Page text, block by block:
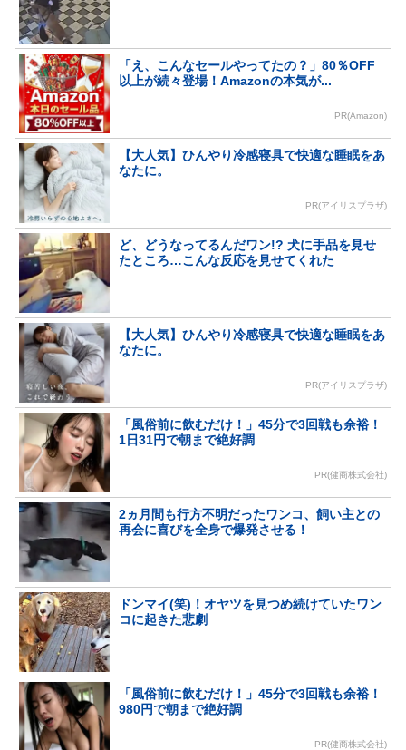
「え、こんなセールやってたの？」80％OFF
以上が続々登場！Amazonの本気が...
PR(Amazon)
【大人気】ひんやり冷感寝具で快適な睡眠をあ
なたに。
PR(アイリスプラザ)
ど、どうなってるんだワン!? 犬に手品を見せ
たところ…こんな反応を見せてくれた
【大人気】ひんやり冷感寝具で快適な睡眠をあ
なたに。
PR(アイリスプラザ)
「風俗前に飲むだけ！」45分で3回戦も余裕！
1日31円で朝まで絶好調
PR(健商株式会社)
2ヵ月間も行方不明だったワンコ、飼い主との
再会に喜びを全身で爆発させる！
ドンマイ(笑)！オヤツを見つめ続けていたワン
コに起きた悲劇
「風俗前に飲むだけ！」45分で3回戦も余裕！
980円で朝まで絶好調
PR(健商株式会社)